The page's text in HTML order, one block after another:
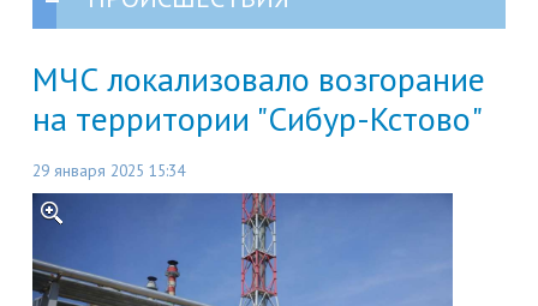
МЧС локализовало возгорание
на территории "Сибур-Кстово"
29 января 2025 15:34